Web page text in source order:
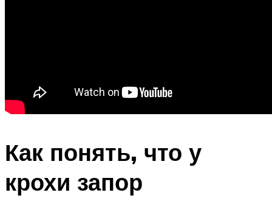
Как понять, что у
крохи запор